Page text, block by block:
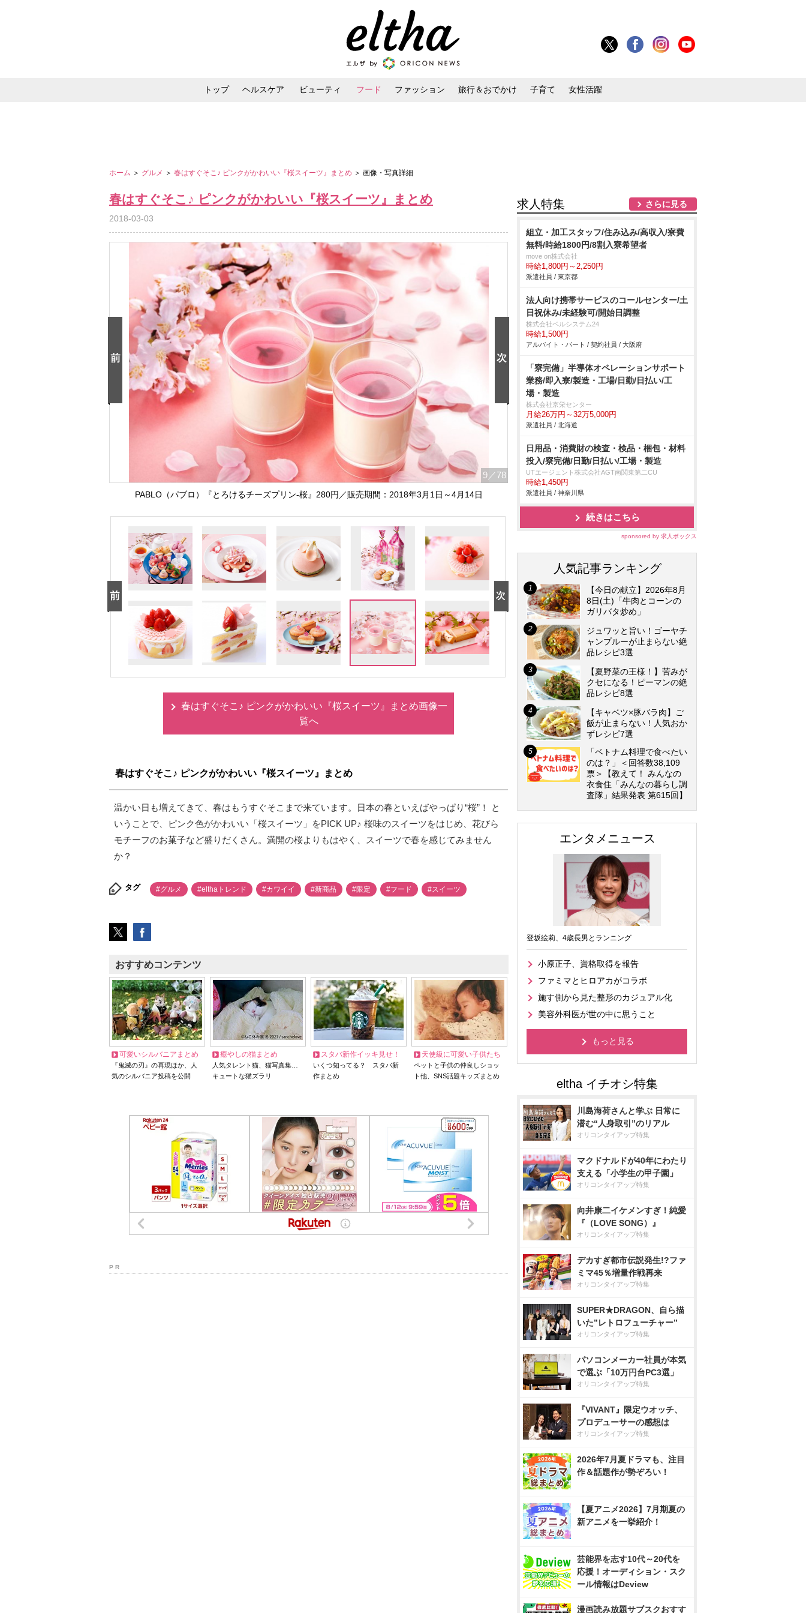
トップ ヘルスケア ビューティ フード ファッション 旅行＆おでかけ 子育て 女性活躍
ホーム ＞ グルメ ＞ 春はすぐそこ♪ ピンクがかわいい『桜スイーツ』まとめ ＞ 画像・写真詳細
春はすぐそこ♪ ピンクがかわいい『桜スイーツ』まとめ
2018-03-03
9 ／78
PABLO（パブロ）『とろけるチーズプリン‐桜』280円／販売期間：2018年3月1日～4月14日
春はすぐそこ♪ ピンクがかわいい『桜スイーツ』まとめ画像一
覧へ
春はすぐそこ♪ ピンクがかわいい『桜スイーツ』まとめ
温かい日も増えてきて、春はもうすぐそこまで来ています。日本の春といえばやっぱり“桜”！ と
いうことで、ピンク色がかわいい「桜スイーツ」をPICK UP♪ 桜味のスイーツをはじめ、花びら
モチーフのお菓子など盛りだくさん。満開の桜よりもはやく、スイーツで春を感じてみません
か？
タグ #グルメ #elthaトレンド #カワイイ #新商品 #限定 #フード #スイーツ
おすすめコンテンツ
可愛いシルバニアまとめ
『鬼滅の刃』の再現ほか、人
気のシルバニア投稿を公開
癒やしの猫まとめ
人気タレント猫、猫写真集…
キュートな猫ズラリ
スタバ新作イッキ見せ！
いくつ知ってる？ スタバ新
作まとめ
天使級に可愛い子供たち
ペットと子供の仲良しショッ
ト他、SNS話題キッズまとめ
P R
求人特集 さらに見る
組立・加工スタッフ/住み込み/高収入/寮費
無料/時給1800円/8割入寮希望者
move on株式会社
時給1,800円～2,250円
派遣社員 / 東京都
法人向け携帯サービスのコールセンター/土
日祝休み/未経験可/開始日調整
株式会社ベルシステム24
時給1,500円
アルバイト・パート / 契約社員 / 大阪府
「寮完備」半導体オペレーションサポート
業務/即入寮/製造・工場/日勤/日払い/工
場・製造
株式会社京栄センター
月給26万円～32万5,000円
派遣社員 / 北海道
日用品・消費財の検査・検品・梱包・材料
投入/寮完備/日勤/日払い/工場・製造
UTエージェント株式会社AGT南関東第二CU
時給1,450円
派遣社員 / 神奈川県
続きはこちら
sponsored by 求人ボックス
人気記事ランキング
【今日の献立】2026年8月
8日(土)「牛肉とコーンの
ガリバタ炒め」
ジュワッと旨い！ゴーヤチ
ャンプルーが止まらない絶
品レシピ3選
【夏野菜の王様！】苦みが
クセになる！ピーマンの絶
品レシピ8選
【キャベツ×豚バラ肉】ご
飯が止まらない！人気おか
ずレシピ7選
「ベトナム料理で食べたい
のは？」＜回答数38,109
票＞【教えて！ みんなの
衣食住「みんなの暮らし調
査隊」結果発表 第615回】
エンタメニュース
登坂絵莉、4歳長男とランニング
小原正子、資格取得を報告
ファミマとヒロアカがコラボ
施す側から見た整形のカジュアル化
美容外科医が世の中に思うこと
もっと見る
川島海荷さんと学ぶ 日常に
潜む“人身取引”のリアル
オリコンタイアップ特集
マクドナルドが40年にわたり
支える「小学生の甲子園」
オリコンタイアップ特集
向井康二イケメンすぎ！純愛
『（LOVE SONG）』
オリコンタイアップ特集
デカすぎ都市伝説発生!?ファ
ミマ45％増量作戦再来
オリコンタイアップ特集
SUPER★DRAGON、自ら描
いた”レトロフューチャー”
オリコンタイアップ特集
パソコンメーカー社員が本気
で選ぶ「10万円台PC3選」
オリコンタイアップ特集
『VIVANT』限定ウオッチ、
プロデューサーの感想は
オリコンタイアップ特集
2026年7月夏ドラマも、注目
作＆話題作が勢ぞろい！
【夏アニメ2026】7月期夏の
新アニメを一挙紹介！
芸能界を志す10代～20代を
応援！オーディション・スク
ール情報はDeview
漫画読み放題サブスクおすす